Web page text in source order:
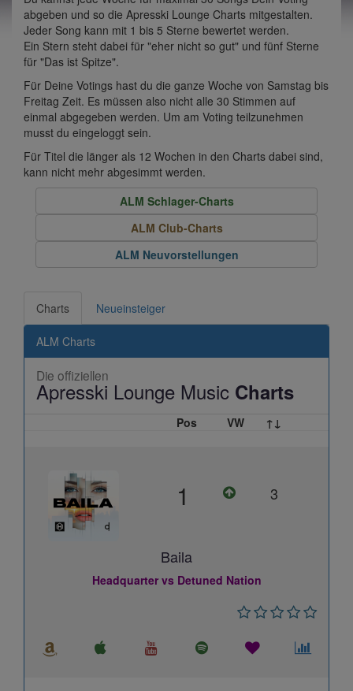
abgeben und so die Apresski Lounge Charts mitgestalten.
Jeder Song kann mit 1 bis 5 Sterne bewertet werden.
Ein Stern steht dabei für "eher nicht so gut" und fünf Sterne
für "Das ist Spitze".
Für Deine Votings hast du die ganze Woche von Samstag bis
Freitag Zeit. Es müssen also nicht alle 30 Stimmen auf
einmal abgegeben werden. Um am Voting teilzunehmen
musst du eingeloggt sein.
Für Titel die länger als 12 Wochen in den Charts dabei sind,
kann nicht mehr abgesimmt werden.
ALM Schlager-Charts
ALM Club-Charts
ALM Neuvorstellungen
Charts Neueinsteiger
ALM Charts
Die offiziellen
Apresski Lounge Music Charts
Pos VW ↑↓
1 3
Baila
Headquarter vs Detuned Nation